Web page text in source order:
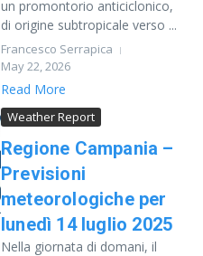
un promontorio anticiclonico,
di origine subtropicale verso ...
Francesco Serrapica
May 22, 2026
Read More
Weather Report
Regione Campania –
Previsioni
meteorologiche per
lunedì 14 luglio 2025
Nella giornata di domani, il